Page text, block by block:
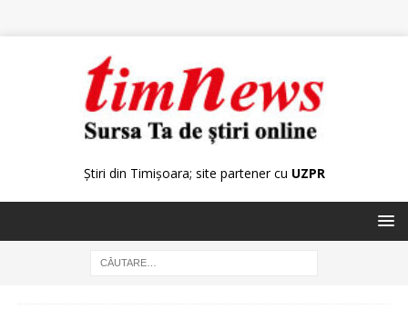
Știri din Timișoara; site partener cu UZPR